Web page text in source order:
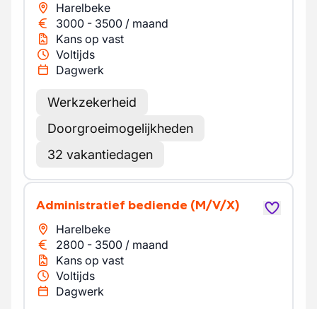
Harelbeke
3000 - 3500 / maand
Kans op vast
Voltijds
Dagwerk
Werkzekerheid
Doorgroeimogelijkheden
32 vakantiedagen
Administratief bediende (M/V/X)
Harelbeke
2800 - 3500 / maand
Kans op vast
Voltijds
Dagwerk